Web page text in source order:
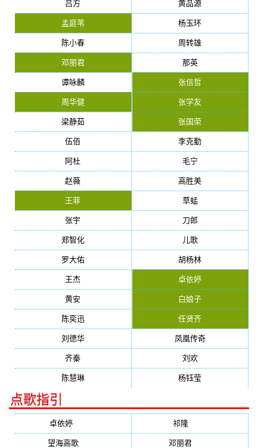
吕方 黄品源
孟庭苇 杨玉环
陈小春 周转雄
邓丽君 那英
谭咏麟 张信哲
周华健 张学友
梁静茹 张国荣
伍佰 李克勤
阿杜 毛宁
赵薇 高胜美
王菲 草蜢
张宇 刀郎
郑智化 儿歌
罗大佑 胡杨林
王杰 卓依婷
黄安 白娘子
陈奕迅 任贤齐
刘德华 凤凰传奇
齐秦 刘欢
陈慧琳 杨钰莹
点歌指引
卓依婷 祁隆(647)
望海高歌 邓丽君